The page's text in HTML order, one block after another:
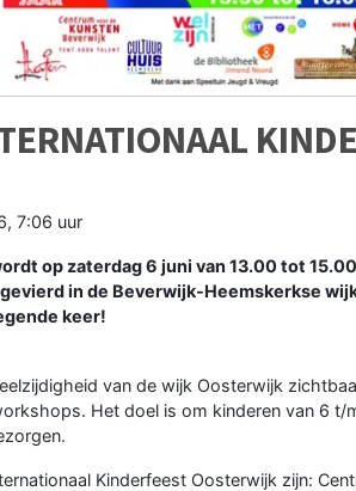
7:06 uur
op zaterdag 6 juni van 13.00 tot
in de Beverwijk-Heemskerkse
keer!
van de wijk Oosterwijk
Het doel is om kinderen van 6 t/
Kinderfeest Oosterwijk zijn: